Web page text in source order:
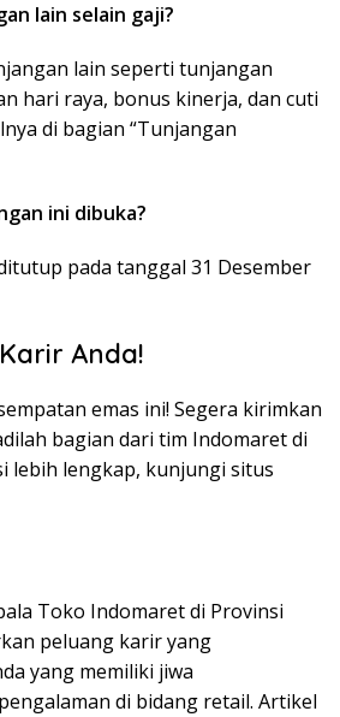
lain selain gaji?
lain seperti tunjangan
hari raya, bonus kinerja, dan cuti
di bagian “Tunjangan
ini dibuka?
pada tanggal 31 Desember
Anda!
emas ini! Segera kirimkan
bagian dari tim Indomaret di
lebih lengkap, kunjungi situs
Toko Indomaret di Provinsi
peluang karir yang
yang memiliki jiwa
di bidang retail. Artikel